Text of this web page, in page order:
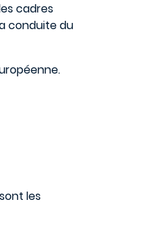
cadres
conduite du
les